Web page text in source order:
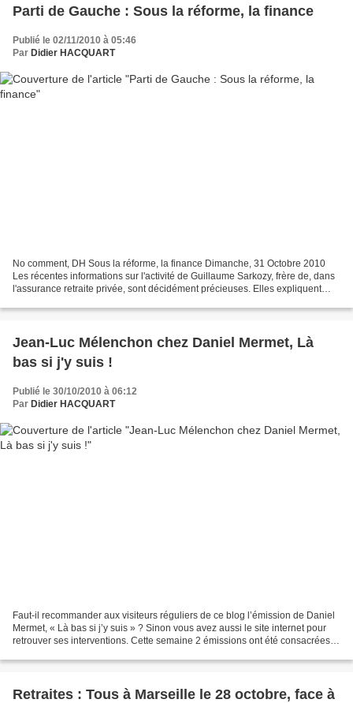
Parti de Gauche : Sous la réforme, la finance
Publié le 02/11/2010 à 05:46
Par Didier HACQUART
No comment, DH Sous la réforme, la finance Dimanche, 31 Octobre 2010
Les récentes informations sur l'activité de Guillaume Sarkozy, frère de, dans
l'assurance retraite privée, sont décidément précieuses. Elles expliquent
Jean-Luc Mélenchon chez Daniel Mermet, Là
bas si j'y suis !
Publié le 30/10/2010 à 06:12
Par Didier HACQUART
Faut-il recommander aux visiteurs réguliers de ce blog l’émission de Daniel
Mermet, « Là bas si j’y suis » ? Sinon vous avez aussi le site internet pour
retrouver ses interventions. Cette semaine 2 émissions ont été consacrées à
Retraites : Tous à Marseille le 28 octobre, face à